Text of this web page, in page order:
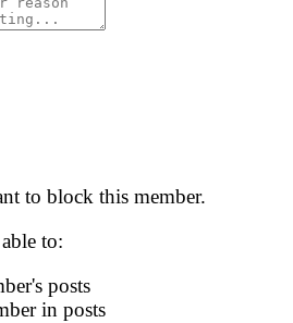
to block this member.
to:
posts
in posts